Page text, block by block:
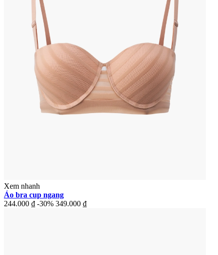
Xem nhanh
Áo bra cup ngang
244.000 ₫ -30% 349.000 ₫